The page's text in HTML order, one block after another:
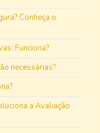
Conheça o
Funciona?
necessárias?
a Avaliação